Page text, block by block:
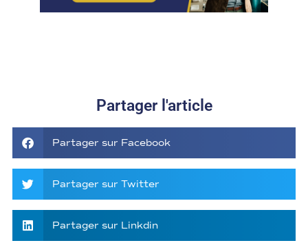
Partager l'article
Partager sur Facebook
Partager sur Twitter
Partager sur Linkdin